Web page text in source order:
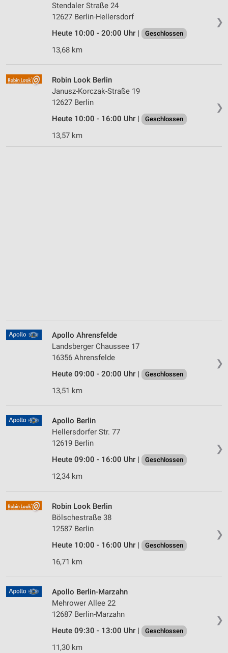
❯
Stendaler Straße 24
12627 Berlin-Hellersdorf
Heute 10:00 - 20:00 Uhr |
Geschlossen
13,68 km
❯
Robin Look Berlin
Janusz-Korczak-Straße 19
12627 Berlin
Heute 10:00 - 16:00 Uhr |
Geschlossen
13,57 km
❯
Apollo Ahrensfelde
Landsberger Chaussee 17
16356 Ahrensfelde
Heute 09:00 - 20:00 Uhr |
Geschlossen
13,51 km
❯
Apollo Berlin
Hellersdorfer Str. 77
12619 Berlin
Heute 09:00 - 16:00 Uhr |
Geschlossen
12,34 km
❯
Robin Look Berlin
Bölschestraße 38
12587 Berlin
Heute 10:00 - 16:00 Uhr |
Geschlossen
16,71 km
❯
Apollo Berlin-Marzahn
Mehrower Allee 22
12687 Berlin-Marzahn
Heute 09:30 - 13:00 Uhr |
Geschlossen
11,30 km